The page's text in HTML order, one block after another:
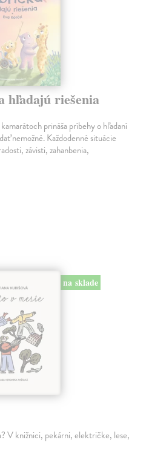
riešenia
prináša príbehy o hľadaní
nemožné. Každodenné situácie
závisti, zahanbenia,
na sklade
V knižnici, pekárni, električke, lese,